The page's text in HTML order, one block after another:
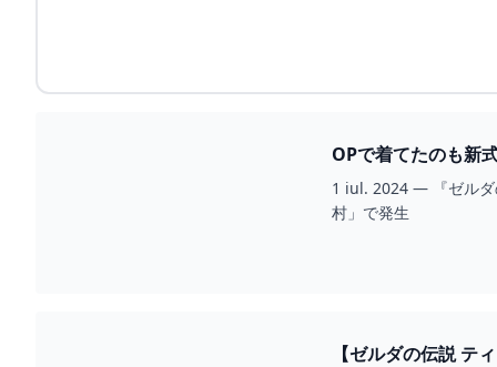
OPで着てたのも新
1 iul. 2024 — 『ゼルダ
村」で発生
【ゼルダの伝説 テ